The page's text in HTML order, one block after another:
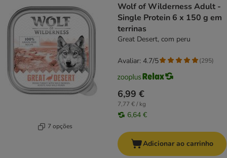
7 opções
Wolf of Wilderness Adult -
Single Protein 6 x 150 g em
terrinas
Great Desert, com peru
6,99 €
7,77 € / kg
6,64 €
Avaliar: 4.7/5 (295)
Adicionar ao carrinho